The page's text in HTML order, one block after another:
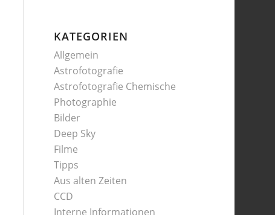
KATEGORIEN
Allgemein
Astrofotografie
Astrofotografie Chemische
Photographie
Bilder
Deep Sky
Filme
Tipps
Aus alten Zeiten
CCD
Interne Informationen